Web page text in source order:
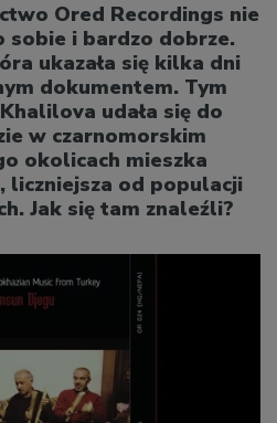
Ored Recordings nie
sobie i bardzo dobrze.
ukazała się kilka dni
dokumentem. Tym
udała się do
w czarnomorskim
okolicach mieszka
liczniejsza od populacji
Jak się tam znaleźli?